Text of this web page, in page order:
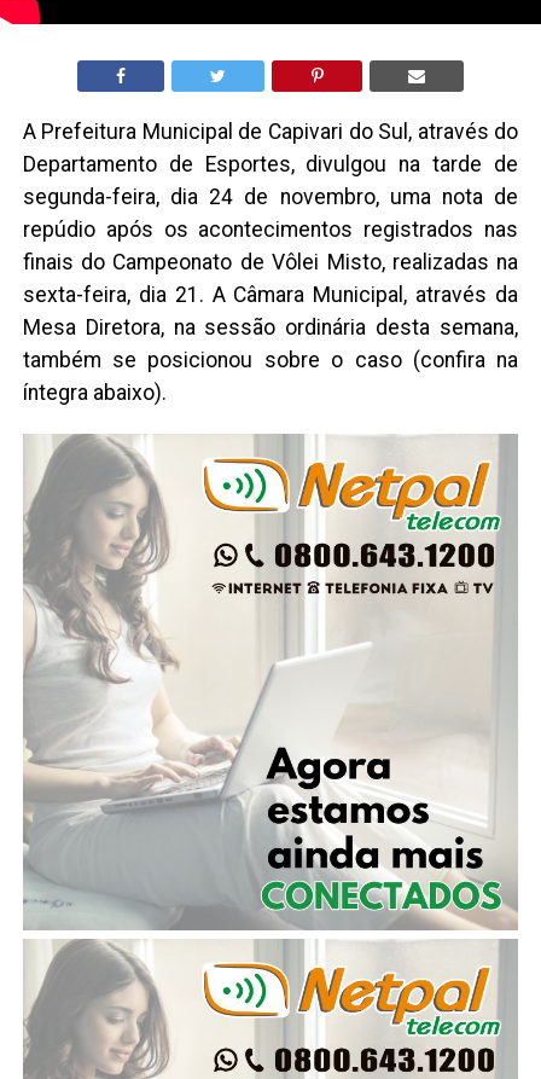
A Prefeitura Municipal de Capivari do Sul, através do
Departamento de Esportes, divulgou na tarde de
segunda-feira, dia 24 de novembro, uma nota de
repúdio após os acontecimentos registrados nas
finais do Campeonato de Vôlei Misto, realizadas na
sexta-feira, dia 21. A Câmara Municipal, através da
Mesa Diretora, na sessão ordinária desta semana,
também se posicionou sobre o caso (confira na
íntegra abaixo).